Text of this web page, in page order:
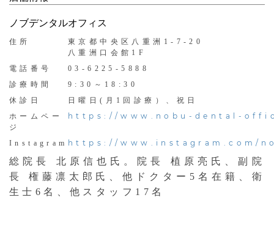
ノブデンタルオフィス
住所
東京都中央区八重洲1-7-20
八重洲口会館1F
電話番号
03-6225-5888
診療時間
9:30～18:30
休診日
日曜日(月1回診療）、祝日
ホームペー
ジ
https://www.nobu-dental-
Instagram https://www.instagram.com/
総院長 北原信也氏。院長 植原亮氏、副院
長 権藤凛太郎氏、他ドクター5名在籍、衛
生士6名、他スタッフ17名